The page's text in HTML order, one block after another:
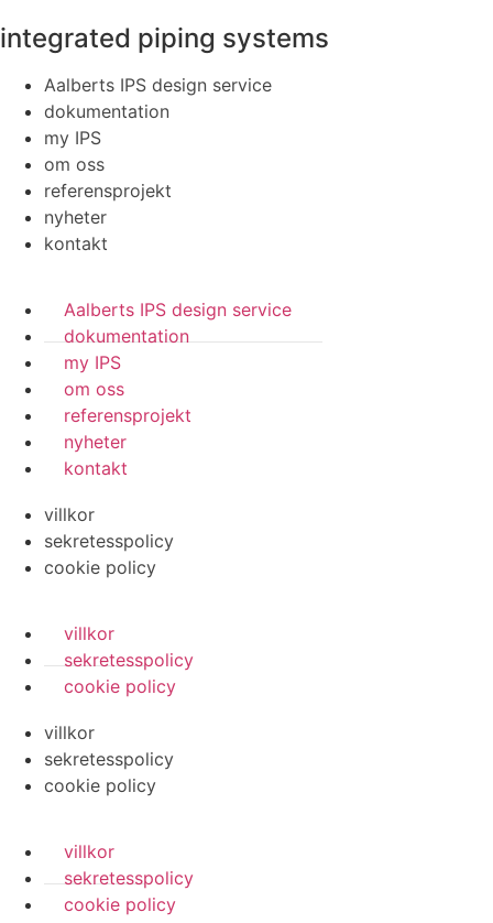
integrated piping systems
Aalberts IPS design service
dokumentation
my IPS
om oss
referensprojekt
nyheter
kontakt
Aalberts IPS design service
dokumentation
my IPS
om oss
referensprojekt
nyheter
kontakt
villkor
sekretesspolicy
cookie policy
villkor
sekretesspolicy
cookie policy
villkor
sekretesspolicy
cookie policy
villkor
sekretesspolicy
cookie policy